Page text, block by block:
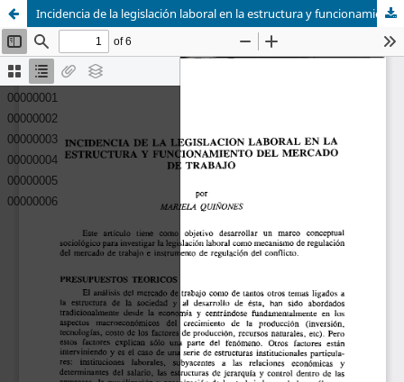
Incidencia de la legislación laboral en la estructura y funcionamiento del mercado de trabajo